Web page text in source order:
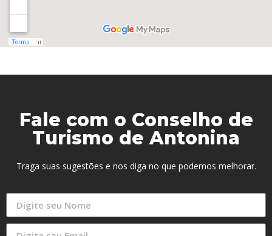
Fale com o Conselho de
Turismo de Antonina
Traga suas sugestões e nos diga no que podemos melhorar.